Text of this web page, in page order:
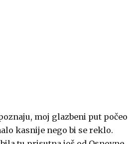
moj glazbeni put počeo
kasnije nego bi se reklo.